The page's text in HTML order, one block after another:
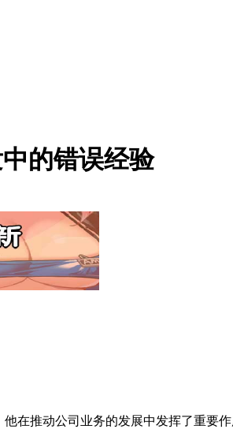
的错误经验
在推动公司业务的发展中发挥了重要